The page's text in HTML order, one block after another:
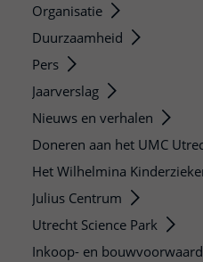
Organisatie
Duurzaamheid
Pers
Jaarverslag
Nieuws en verhalen
Doneren aan het UMC
Het Wilhelmina
Julius Centrum
Utrecht Science Park
Inkoop- en